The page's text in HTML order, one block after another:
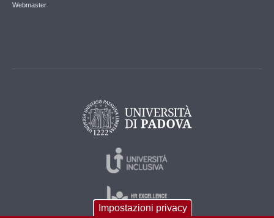
Webmaster
Impostazioni privacy